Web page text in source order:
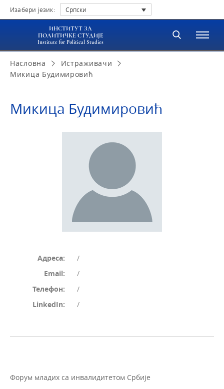
Изабери језик: Српски
ИНСТИТУТ ЗА
ПОЛИТИЧКЕ СТУДИЈЕ
Institute for Political Studies
Насловна
Истраживачи
Микица Будимировић
Микица Будимировић
Адреса:
/
Email:
/
Телефон:
/
LinkedIn:
/
Фо­рум мла­дих са ин­ва­ли­ди­те­том Ср­би­је